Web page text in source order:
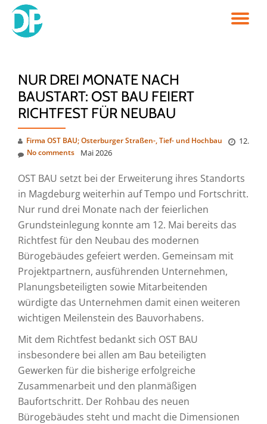
Skip
NUR DREI MONATE NACH
BAUSTART: OST BAU FEIERT
RICHTFEST FÜR NEUBAU
Firma OST BAU; Osterburger Straßen-, Tief- und Hochbau
12.
Mai 2026
No comments
OST BAU setzt bei der Erweiterung ihres Standorts
in Magdeburg weiterhin auf Tempo und Fortschritt.
Nur rund drei Monate nach der feierlichen
Grundsteinlegung konnte am 12. Mai bereits das
Richtfest für den Neubau des modernen
Bürogebäudes gefeiert werden. Gemeinsam mit
Projektpartnern, ausführenden Unternehmen,
Planungsbeteiligten sowie Mitarbeitenden
würdigte das Unternehmen damit einen weiteren
wichtigen Meilenstein des Bauvorhabens.
Mit dem Richtfest bedankt sich OST BAU
insbesondere bei allen am Bau beteiligten
Gewerken für die bisherige erfolgreiche
Zusammenarbeit und den planmäßigen
Baufortschritt. Der Rohbau des neuen
Bürogebäudes steht und macht die Dimensionen